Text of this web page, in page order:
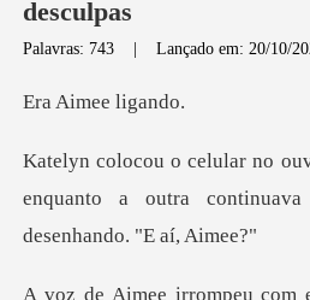
Loja
Histórico
Sair
desculpas
Palavras: 743 |Lançado em: 20/10/
mee li
enquanto a outra continuava